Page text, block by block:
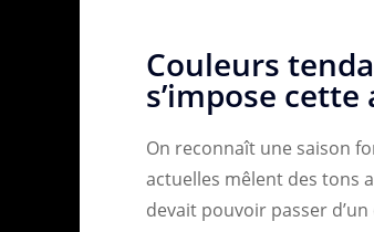
Couleurs
s’impose cette
On reconnaît une saison
actuelles mêlent des tons
devait pouvoir passer